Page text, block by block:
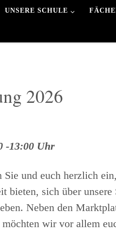
UNSERE SCHULE
2026
-13:00 Uhr
und euch herzlich
bieten, sich über
Neben den
wir vor allem